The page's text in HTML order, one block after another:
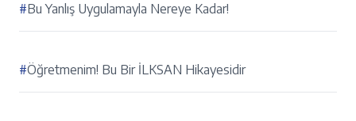
#Bu Yanlış Uygulamayla Nereye Kadar!
#Öğretmenim! Bu Bir İLKSAN Hikayesidir